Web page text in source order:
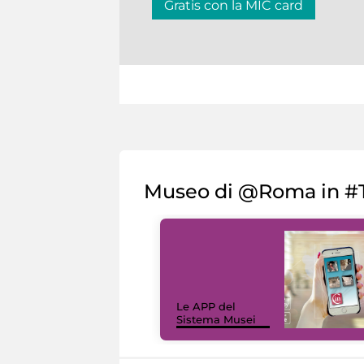
Gratis con la MIC card
Museo di @Roma in
Le APP del
Sistema Musei